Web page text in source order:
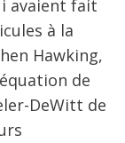
avaient fait
à la
Hawking,
de
DeWitt de